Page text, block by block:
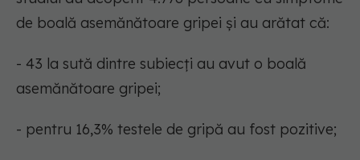
de boală asemănătoare gripei și au arătat că:
- 43 la sută dintre subiecți au avut o boală
asemănătoare gripei;
- pentru 16,3% testele de gripă au fost pozitive;